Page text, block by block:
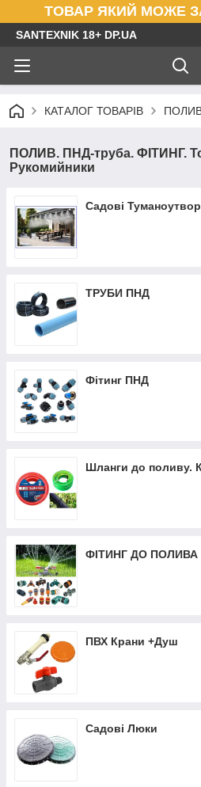
ТОВАР ЯКИЙ МОЖЕ
SANTEXNIK 18+ DP.UA
КАТАЛОГ ТОВАРІВ
ПОЛИВ. ПНД-труба. ФІТИНГ.
Рукомийники
Садові
ТРУБИ ПНД
Фітинг ПНД
Шланги до поливу.
ФІТИНГ ДО ПОЛИВА
ПВХ Крани +Душ
Садові Люки